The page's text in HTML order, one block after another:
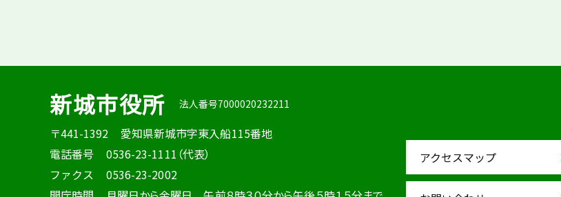
新城市役所 法人番号7000020232211
〒441-1392
愛知県新城市字東入船115番地
電話番号
0536-23-1111（代表）
ファクス
0536-23-2002
アクセスマップ